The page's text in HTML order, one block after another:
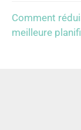
Comment
meilleure